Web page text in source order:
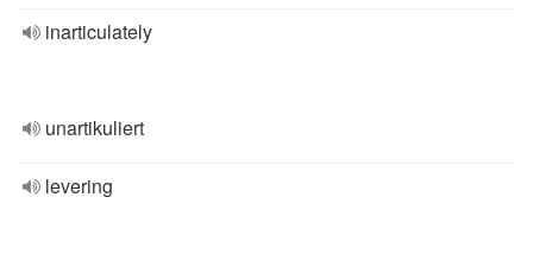
inarticulately
unartikuliert
levering